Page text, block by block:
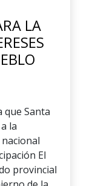
LA
que Santa
la
El
provincial